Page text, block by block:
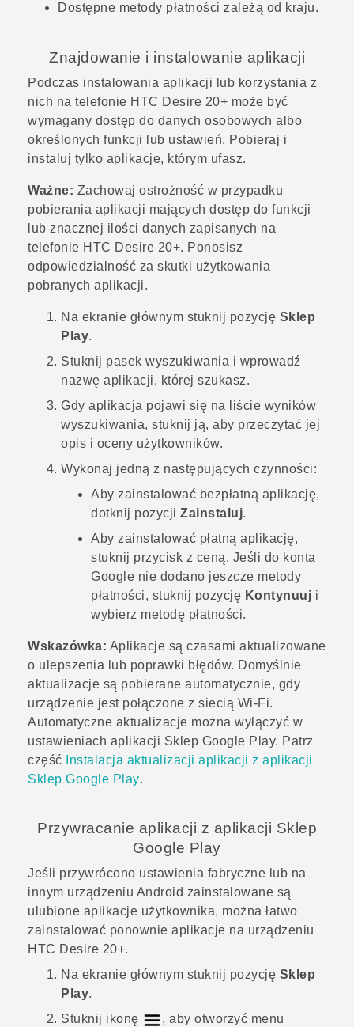
Dostępne metody płatności zależą od kraju.
Znajdowanie i instalowanie aplikacji
Podczas instalowania aplikacji lub korzystania z
nich na telefonie HTC Desire 20‍+ może być
wymagany dostęp do danych osobowych albo
określonych funkcji lub ustawień. Pobieraj i
instaluj tylko aplikacje, którym ufasz.
Ważne: Zachowaj ostrożność w przypadku
pobierania aplikacji mających dostęp do funkcji
lub znacznej ilości danych zapisanych na
telefonie HTC Desire 20‍+. Ponosisz
odpowiedzialność za skutki użytkowania
pobranych aplikacji.
Na ekranie głównym stuknij pozycję Sklep
Play.
Stuknij pasek wyszukiwania i wprowadź
nazwę aplikacji, której szukasz.
Gdy aplikacja pojawi się na liście wyników
wyszukiwania, stuknij ją, aby przeczytać jej
opis i oceny użytkowników.
Wykonaj jedną z następujących czynności:
Aby zainstalować bezpłatną aplikację,
dotknij pozycji Zainstaluj.
Aby zainstalować płatną aplikację,
stuknij przycisk z ceną. Jeśli do konta
Google nie dodano jeszcze metody
płatności, stuknij pozycję Kontynuuj i
wybierz metodę płatności.
Wskazówka: Aplikacje są czasami aktualizowane
o ulepszenia lub poprawki błędów. Domyślnie
aktualizacje są pobierane automatycznie, gdy
urządzenie jest połączone z siecią Wi‍-Fi.
Automatyczne aktualizacje można wyłączyć w
ustawieniach aplikacji Sklep Google Play. Patrz
część
Instalacja aktualizacji aplikacji z aplikacji
Sklep Google Play.
Przywracanie aplikacji z aplikacji Sklep
Google Play
Jeśli przywrócono ustawienia fabryczne lub na
innym urządzeniu Android zainstalowane są
ulubione aplikacje użytkownika, można łatwo
zainstalować ponownie aplikacje na urządzeniu
HTC Desire 20‍+.
Na ekranie głównym stuknij pozycję Sklep
Play.
Stuknij ikonę
, aby otworzyć menu